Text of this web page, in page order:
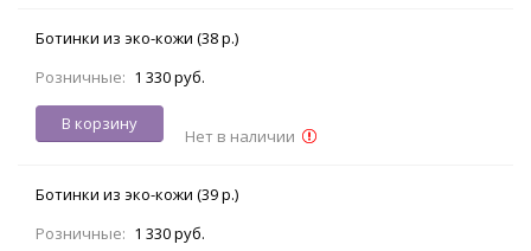
Ботинки из эко-кожи (38 р.)
Розничные: 1 330 руб.
В корзину
Нет в наличии
Ботинки из эко-кожи (39 р.)
Розничные: 1 330 руб.